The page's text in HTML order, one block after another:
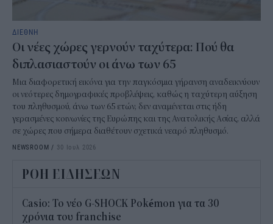
ΔΙΕΘΝΗ
Οι νέες χώρες γερνούν ταχύτερα: Πού θα
διπλασιαστούν οι άνω των 65
Μια διαφορετική εικόνα για την παγκόσμια γήρανση αναδεικνύουν
οι νεότερες δημογραφικές προβλέψεις, καθώς η ταχύτερη αύξηση
του πληθυσμού, άνω των 65 ετών, δεν αναμένεται στις ήδη
γερασμένες κοινωνίες της Ευρώπης και της Ανατολικής Ασίας, αλλά
σε χώρες που σήμερα διαθέτουν σχετικά νεαρό πληθυσμό.
NEWSROOM / 30 Ιουλ 2026
ΡΟΗ ΕΙΔΗΣΕΩΝ
Casio: Το νέο G-SHOCK Pokémon για τα 30
χρόνια του franchise